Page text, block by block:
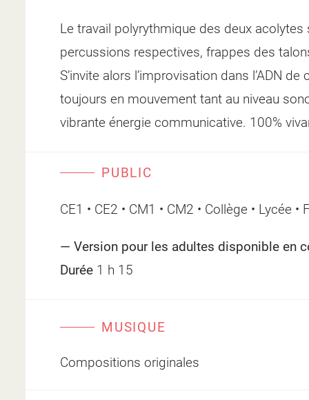
Le travail polyrythmique des deux
percussions respectives, frappes des
S’invite alors l’improvisation dans l’ADN
toujours en mouvement tant au niveau
vibrante énergie communicative. 100%
PUBLIC
CE1 • CE2 • CM1 • CM2 • Collège • Lycée
— Version pour les adultes disponible en
Durée 1 h 15
MUSIQUE
Compositions originales